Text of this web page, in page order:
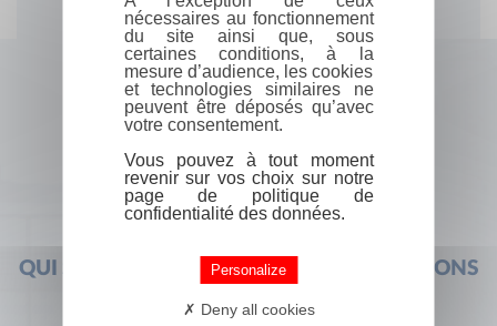
QUI SOMMES-NOUS ?FOIRE AUX QUESTIONS
nécessaires au fonctionnement
du site ainsi que, sous
certaines conditions, à la
mesure d’audience, les cookies
et technologies similaires ne
peuvent être déposés qu’avec
votre consentement.
Vous pouvez à tout moment
revenir sur vos choix sur notre
page de politique de
confidentialité des données.
Personalize
Deny all cookies